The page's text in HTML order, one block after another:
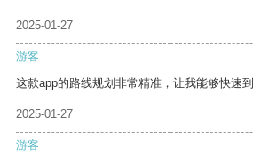
2025-01-27
游客
这款app的路线规划非常精准，让我能够快速到
2025-01-27
游客